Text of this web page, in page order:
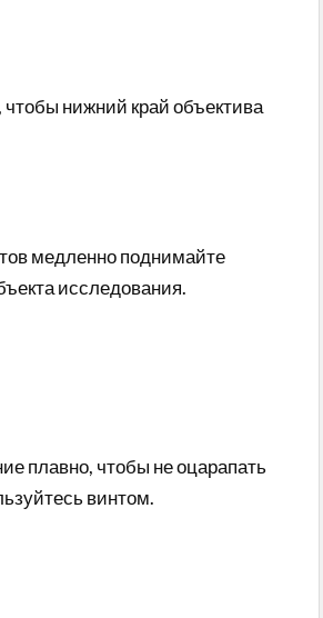
чтобы нижний край объектива
медленно поднимайте
исследования.
плавно, чтобы не оцарапать
винтом.